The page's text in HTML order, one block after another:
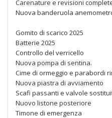
Carenature e revisioni
Nuova banderuola
Gomito di scarico 2025
Batterie 2025
Controllo del verricello
Nuova pompa di sentina.
Cime di ormeggio e parabordi
Nuova piastra di avviamento
Scafi passanti e valvole
Nuovo listone posteriore
Timone di emergenza